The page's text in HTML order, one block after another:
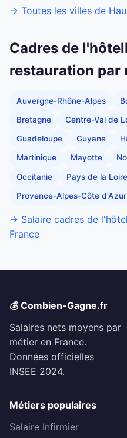
→ Toutes les villes de
Cadres de
restauration par
Auvergne-Rhône-Alpes
Bretagne Centre-Val de
Guadeloupe Guyane
Martinique Mayotte
Occitanie Pays de la Loire
Provence-Alpes-Côte d'Azur
→ Salaire cadres de
France
💰 Combien-Gagne.fr
Salaires nets moyens par
métier en France.
Données officielles
INSEE 2024.
Métiers populaires
Salaire Infirmier